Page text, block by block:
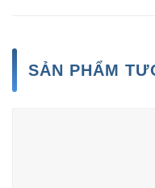
SẢN PHẨM